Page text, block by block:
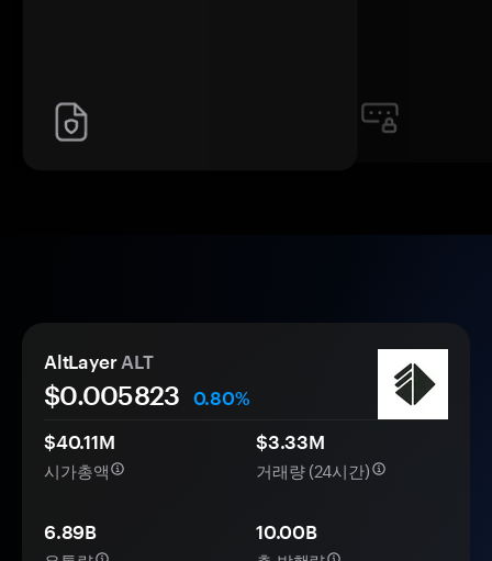
AltLayer ALT
$0.005823
0.80%
$40.11M
시가총액
$3.33M
거래량 (24시간)
6.89B 10.00B